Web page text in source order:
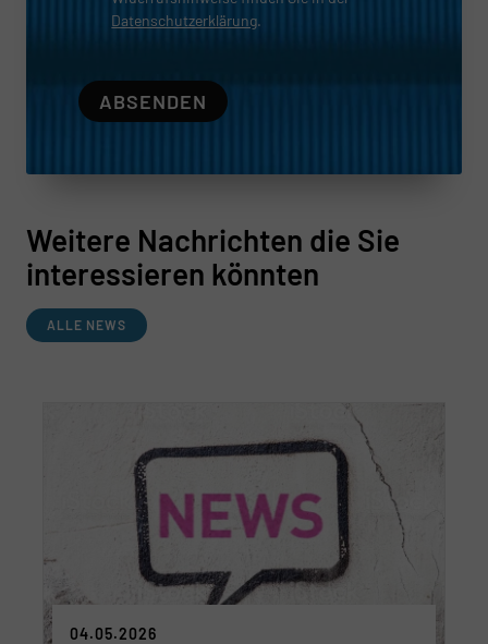
Datenschutzerklärung.
ABSENDEN
Weitere Nachrichten die Sie
interessieren könnten
ALLE NEWS
04.05.2026